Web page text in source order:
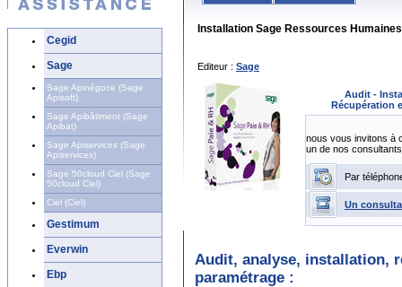
Cegid
Sage
Sage Apinégoce (Sage
Apisoft)
Sage Apibâtiment (Sage
Apibat)
Sage Apiservices (Sage
Apiservices)
Sage 50cloud Ciel (Sage
50cloud Ciel)
Ciel (Ciel)
Gestimum
Everwin
Ebp
Installation Sage Ressources
Editeur : Sage
Audit -
Récupération
nous vous invitons à
un de nos consultants
Par
Un
Audit, analyse, installation,
paramétrage :